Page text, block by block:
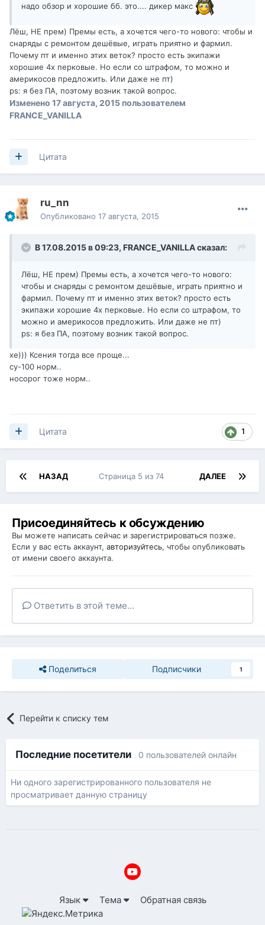
надо обзор и хорошие бб. это.... дикер макс
Лёш, НЕ прем) Премы есть, а хочется чего-то нового: чтобы и
снаряды с ремонтом дешёвые, играть приятно и фармил.
Почему пт и именно этих веток? просто есть экипажи
хорошие 4х перковые. Но если со штрафом, то можно и
америкосов предложить. Или даже не пт)
ps: я без ПА, поэтому возник такой вопрос.
Изменено 17 августа, 2015 пользователем
FRANCE_VANILLA
Цитата
ru_nn
Опубликовано 17 августа, 2015
В 17.08.2015 в 09:23, FRANCE_VANILLAсказал:
Лёш, НЕ прем) Премы есть, а хочется чего-то нового:
чтобы и снаряды с ремонтом дешёвые, играть приятно и
фармил. Почему пт и именно этих веток? просто есть
экипажи хорошие 4х перковые. Но если со штрафом, то
можно и америкосов предложить. Или даже не пт)
ps: я без ПА, поэтому возник такой вопрос.
хе))) Ксения тогда все проще...
су-100 норм..
носорог тоже норм..
1
Цитата
НАЗАД ДАЛЕЕ
Страница 5 из 74
Присоединяйтесь к обсуждению
Вы можете написать сейчас и зарегистрироваться позже.
Если у вас есть аккаунт, авторизуйтесь, чтобы опубликовать
от имени своего аккаунта.
Ответить в этой теме...
Поделиться Подписчики 1
Перейти к списку тем
Последние посетители 0 пользователей онлайн
Ни одного зарегистрированного пользователя не
просматривает данную страницу
Язык Тема Обратная связь